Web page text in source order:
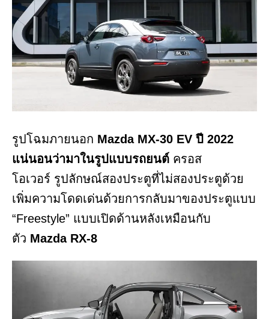
รูปโฉมภายนอก Mazda MX-30 EV ปี 2022
แน่นอนว่ามาในรูปแบบรถยนต์ ครอส
โอเวอร์ รูปลักษณ์สองประตูที่ไม่สองประตูด้วย
เพิ่มความโดดเด่นด้วยการกลับมาของประตูแบบ
“Freestyle” แบบเปิดด้านหลังเหมือนกับ
ตัว Mazda RX-8